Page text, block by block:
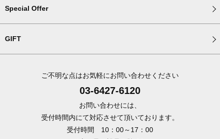
Special Offer
GIFT
ご不明な点はお気軽にお問い合わせください
03-6427-6120
お問い合わせには、
受付時間内にて対応させて頂いております。
受付時間 10：00～17：00